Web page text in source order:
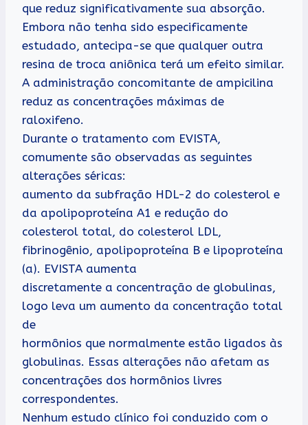
que reduz significativamente sua absorção.
Embora não tenha sido especificamente
estudado, antecipa-se que qualquer outra
resina de troca aniônica terá um efeito similar.
A administração concomitante de ampicilina
reduz as concentrações máximas de
raloxifeno.
Durante o tratamento com EVISTA,
comumente são observadas as seguintes
alterações séricas:
aumento da subfração HDL-2 do colesterol e
da apolipoproteína A1 e redução do
colesterol total, do colesterol LDL,
fibrinogênio, apolipoproteína B e lipoproteína
(a). EVISTA aumenta
discretamente a concentração de globulinas,
logo leva um aumento da concentração total
de
hormônios que normalmente estão ligados às
globulinas. Essas alterações não afetam as
concentrações dos hormônios livres
correspondentes.
Nenhum estudo clínico foi conduzido com o